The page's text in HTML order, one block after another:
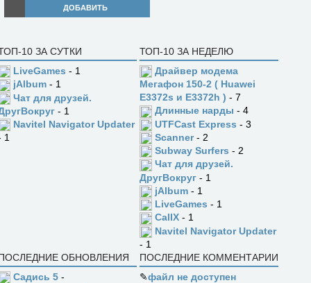
ДОБАВИТЬ
10 ЗА СУТКИ
LiveGames - 1
jAlbum - 1
Чат для друзей.
- 1
Navitel Navigator Updater
1
ТОП-10 ЗА НЕДЕЛЮ
Драйвер модема
Мегафон 150-2 ( Huawei
E3372s и E3372h ) - 7
Длинные нарды - 4
UTFCast Express - 3
Scanner- 2
Subway Surfers - 2
Чат для друзей.
ДругВокруг - 1
jAlbum - 1
LiveGames - 1
CallX - 1
Navitel Navigator Updater
- 1
ОБНОВЛЕНИЯ
Садись 5 -
ПОСЛЕДНИЕ КОММЕНТАРИИ
✎файл не доступен